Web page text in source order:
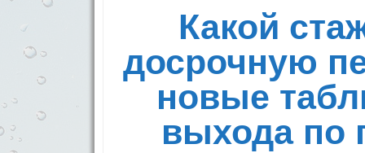
Какой
досрочную
новые
выхода по